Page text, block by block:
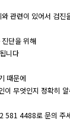
관련이 있어서 검진
단을 위해
니다
때문에
이 무엇인지 정확히
581 4488로 문의 주